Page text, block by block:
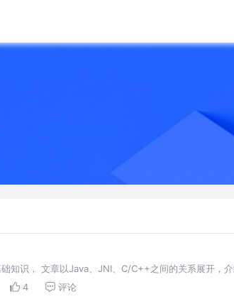
知识， 文章以Java、JNI、C/C++之间的关系展开，
4 评论